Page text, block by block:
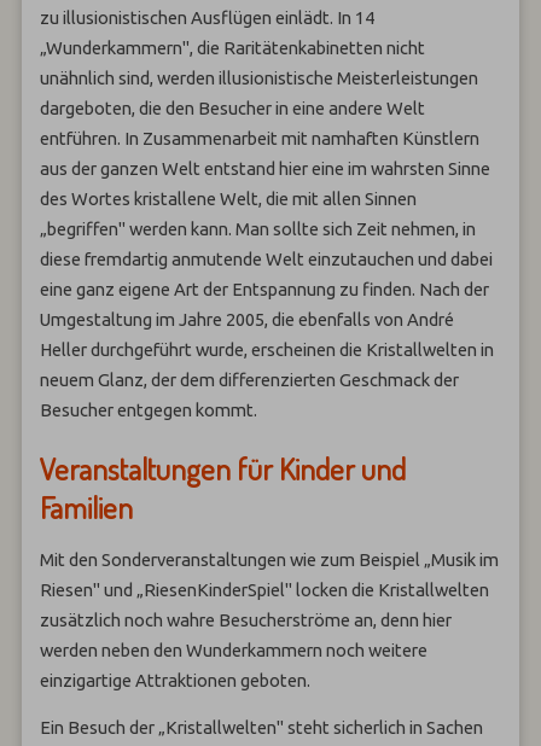
zu illusionistischen Ausflügen einlädt. In 14
„Wunderkammern", die Raritätenkabinetten nicht
unähnlich sind, werden illusionistische Meisterleistungen
dargeboten, die den Besucher in eine andere Welt
entführen. In Zusammenarbeit mit namhaften Künstlern
aus der ganzen Welt entstand hier eine im wahrsten Sinne
des Wortes kristallene Welt, die mit allen Sinnen
„begriffen" werden kann. Man sollte sich Zeit nehmen, in
diese fremdartig anmutende Welt einzutauchen und dabei
eine ganz eigene Art der Entspannung zu finden. Nach der
Umgestaltung im Jahre 2005, die ebenfalls von André
Heller durchgeführt wurde, erscheinen die Kristallwelten in
neuem Glanz, der dem differenzierten Geschmack der
Besucher entgegen kommt.
Veranstaltungen für Kinder und
Familien
Mit den Sonderveranstaltungen wie zum Beispiel „Musik im
Riesen" und „RiesenKinderSpiel" locken die Kristallwelten
zusätzlich noch wahre Besucherströme an, denn hier
werden neben den Wunderkammern noch weitere
einzigartige Attraktionen geboten.
Ein Besuch der „Kristallwelten" steht sicherlich in Sachen